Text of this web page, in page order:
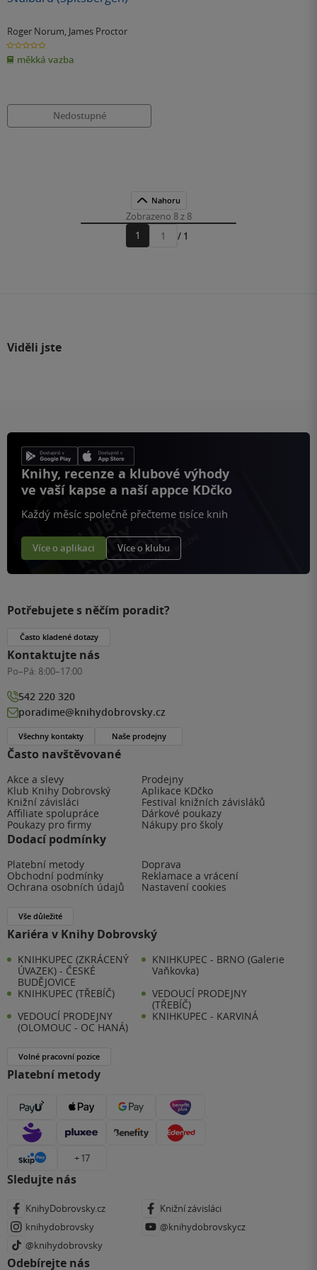
Roger Norum, James Proctor
0.0
z
5
hvězdiček
měkká vazba
Nedostupné
Nahoru
Zobrazeno 8 z 8
1
Přejít
/ 1
Viděli jste
Knihy, recenze a klubové výhody
ve vaší kapse a naší appce KDčko
Každý měsíc společně přečteme tisíce knih
Více o aplikaci Více o klubu
Často navštěvované
Akce a slevy
Prodejny
Klub Knihy Dobrovský
Aplikace KDčko
Knižní závisláci
Festival knižních závisláků
Affiliate spolupráce
Dárkové poukazy
Poukazy pro firmy
Nákupy pro školy
Dodací podmínky
Platební metody
Doprava
Obchodní podmínky
Reklamace a vrácení
Ochrana osobních údajů
Nastavení cookies
Vše důležité
Kariéra v Knihy Dobrovský
KNIHKUPEC (ZKRÁCENÝ
ÚVAZEK) - ČESKÉ
BUDĚJOVICE
KNIHKUPEC - BRNO (Galerie
Vaňkovka)
KNIHKUPEC (TŘEBÍČ)
VEDOUCÍ PRODEJNY
(TŘEBÍČ)
VEDOUCÍ PRODEJNY
(OLOMOUC - OC HANÁ)
KNIHKUPEC - KARVINÁ
Volné pracovní pozice
Platební metody
+ 17
Sledujte nás
KnihyDobrovsky.cz
Knižní závisláci
knihydobrovsky
@knihydobrovskycz
@knihydobrovsky
Odebírejte nás
Potřebujete s něčím poradit?
Často kladené dotazy
Kontaktujte nás
Po–Pá: 8:00–17:00
542 220 320
poradime@knihydobrovsky.cz
Všechny kontakty Naše prodejny